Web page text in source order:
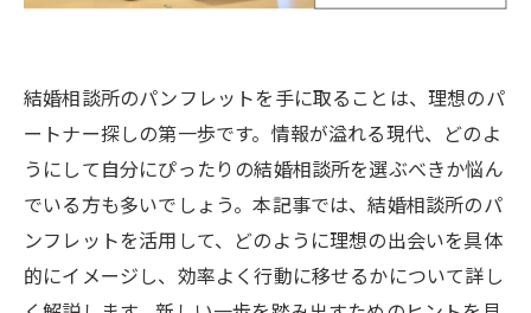
結婚相談所のパンフレットを手に取ることは、理想のパ
ートナー探しの第一歩です。情報が溢れる現代、どのよ
うにして自分にぴったりの結婚相談所を選ぶべきか悩ん
でいる方も多いでしょう。本記事では、結婚相談所のパ
ンフレットを活用して、どのように理想の出会いを具体
的にイメージし、効率よく行動に移せるかについて詳し